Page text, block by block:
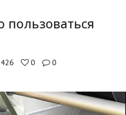
пользоваться
0
0